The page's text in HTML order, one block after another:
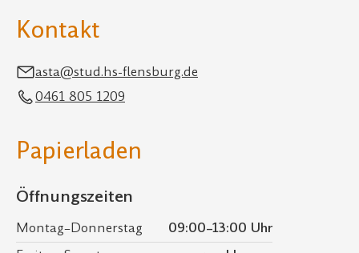
Kontakt
asta@stud.hs-flensburg.de
0461 805 1209
Papierladen
Öffnungszeiten
Montag–Donnerstag
09:00–13:00 Uhr